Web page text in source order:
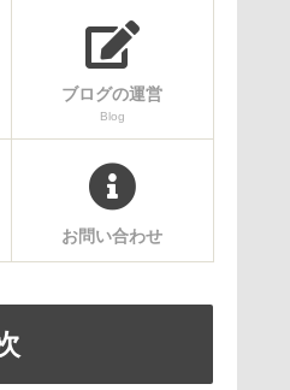
ブログの運営
Blog
お問い合わせ